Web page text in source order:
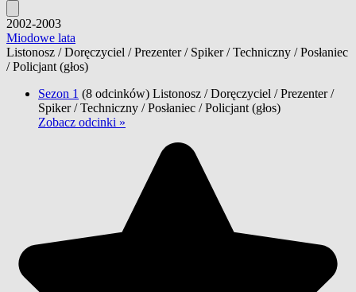
2002-2003
Miodowe lata
Listonosz / Doręczyciel / Prezenter / Spiker / Techniczny / Posłaniec
/ Policjant (głos)
Sezon 1 (8 odcinków) Listonosz / Doręczyciel / Prezenter /
Spiker / Techniczny / Posłaniec / Policjant (głos)
Zobacz odcinki »